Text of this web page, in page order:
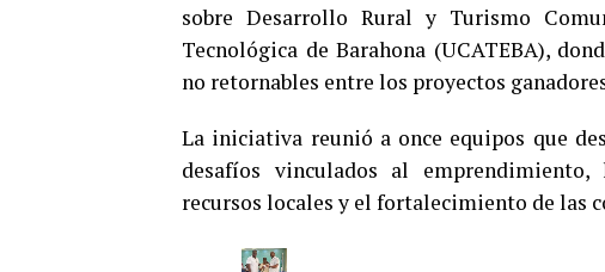
sobre Desarrollo Rural y Turismo
Tecnológica de Barahona (UCATEBA),
no retornables entre los proyectos
La iniciativa reunió a once equipos que
desafíos vinculados al
recursos locales y el fortalecimiento de las